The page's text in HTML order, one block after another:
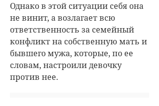
Однако в этой ситуации себя она
не винит, а возлагает всю
ответственность за семейный
конфликт на собственную мать и
бывшего мужа, которые, по ее
словам, настроили девочку
против нее.